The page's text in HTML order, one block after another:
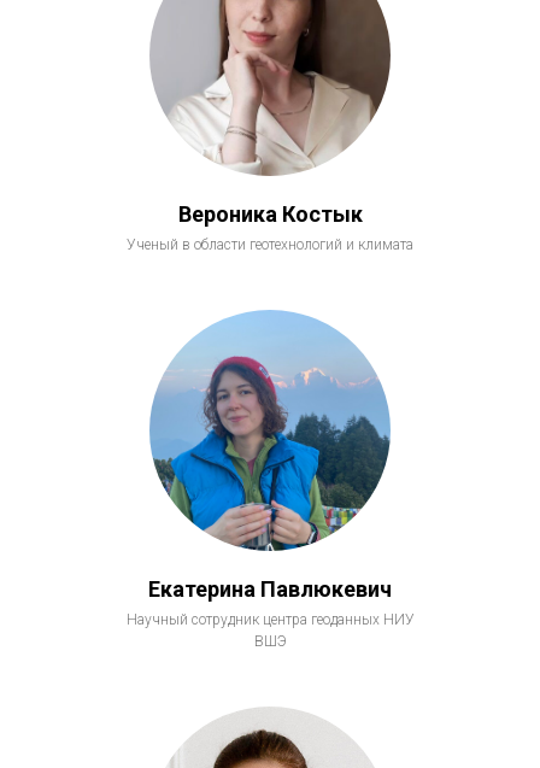
Вероника Костык
Ученый в области геотехнологий и климата
Екатерина Павлюкевич
Научный сотрудник центра геоданных НИУ
ВШЭ